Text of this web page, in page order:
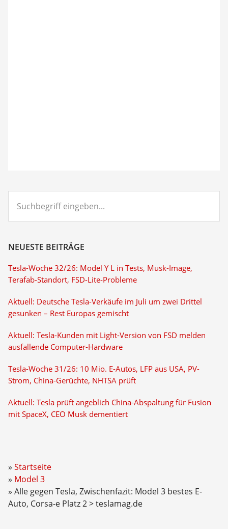
eingeben...
NEUESTE BEITRÄGE
Tesla-Woche 32/26: Model Y L in Tests, Musk-Image,
Terafab-Standort, FSD-Lite-Probleme
Aktuell: Deutsche Tesla-Verkäufe im Juli um zwei Drittel
gesunken – Rest Europas gemischt
Aktuell: Tesla-Kunden mit Light-Version von FSD melden
ausfallende Computer-Hardware
Tesla-Woche 31/26: 10 Mio. E-Autos, LFP aus USA, PV-
Strom, China-Gerüchte, NHTSA prüft
Aktuell: Tesla prüft angeblich China-Abspaltung für Fusion
mit SpaceX, CEO Musk dementiert
Startseite
Model 3
Alle gegen Tesla, Zwischenfazit: Model 3 bestes E-
Auto, Corsa-e Platz 2 > teslamag.de